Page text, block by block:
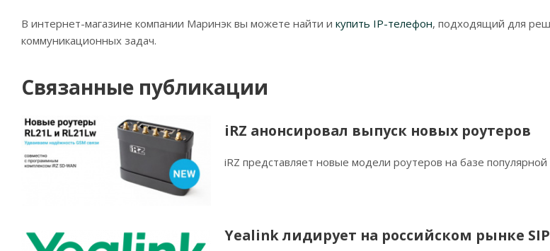
В интернет-магазине компании Маринэк вы можете найти и купить IP-телефон, подходящий для
коммуникационных задач.
Связанные публикации
iRZ анонсировал выпуск новых роутеров
iRZ представляет новые модели роутеров на базе популярной
Yealink лидирует на российском рынке